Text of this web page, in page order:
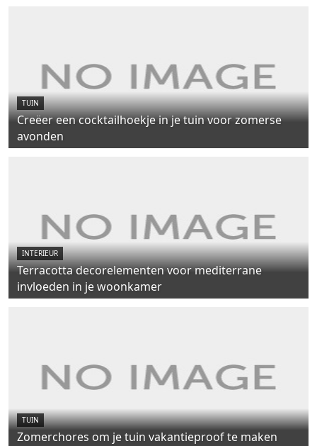
TUIN
Creëer een cocktailhoekje in je tuin voor zomerse
avonden
INTERIEUR
Terracotta decorelementen voor mediterrane
invloeden in je woonkamer
TUIN
Zomerchores om je tuin vakantieproof te maken